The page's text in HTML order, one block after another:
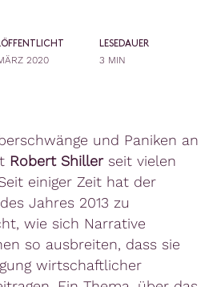
2020
LESEDAUER
3 MIN
und Paniken an
Robert Shillerseit vielen
einiger Zeit hat der
Jahres 2013 zu
wie sich Narrative
so ausbreiten, dass sie
wirtschaftlicher